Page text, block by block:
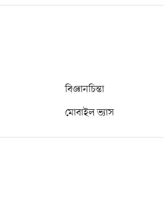
বিজ্ঞানচিন্তা
মোবাইল ভ্যাস